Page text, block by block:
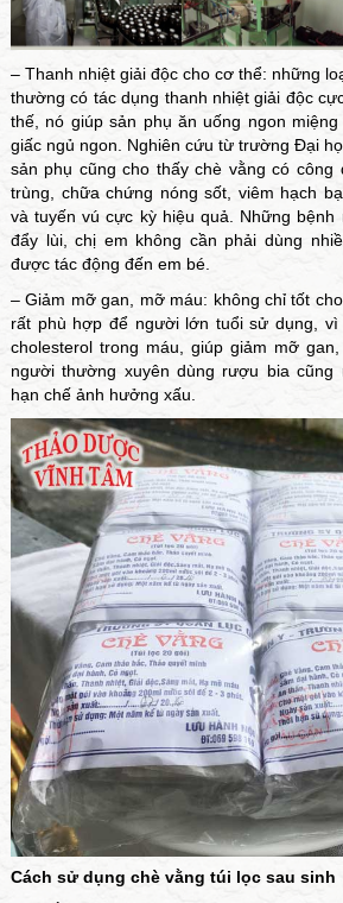
– Thanh nhiệt giải độc cho cơ thể: những
thường có tác dụng thanh nhiệt giải độc
thế, nó giúp sản phụ ăn uống ngon
giấc ngủ ngon. Nghiên cứu từ trường Đại
sản phụ cũng cho thấy chè vằng có công
trùng, chữa chứng nóng sốt, viêm hạch
và tuyến vú cực kỳ hiệu quả. Những
đẩy lùi, chị em không cần phải dùng
được tác động đến em bé.
– Giảm mỡ gan, mỡ máu: không chỉ tốt
rất phù hợp để người lớn tuổi sử dụng,
cholesterol trong máu, giúp giảm mỡ
người thường xuyên dùng rượu bia cũng
hạn chế ảnh hưởng xấu.
Cách sử dụng chè vằng túi lọc sau sinh